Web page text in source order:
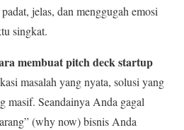
jelas, dan menggugah emosi
singkat.
membuat pitch deck startup
masalah yang nyata, solusi yang
masif. Seandainya Anda gagal
(why now) bisnis Anda